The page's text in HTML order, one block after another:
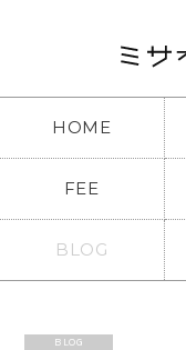
HOME
FEE
BLOG
BLOG